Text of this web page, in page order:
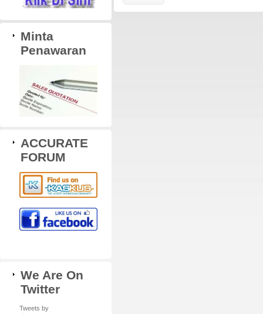
Minta
Penawaran
ACCURATE
FORUM
We Are On
Twitter
Tweets by